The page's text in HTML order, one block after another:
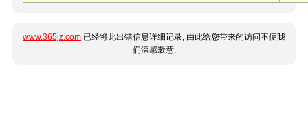
www.365jz.com 已经将此出错信息详细记录, 由此给您带来的访问不便我
们深感歉意.